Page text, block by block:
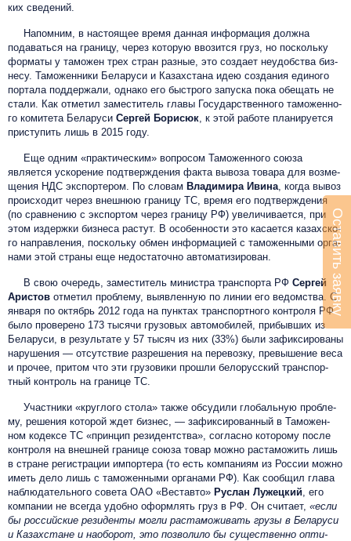
ких све­дений.
Напомним, в настоящее время данная ин­форма­ция должна
подаваться на гра­ницу, че­рез ко­торую вво­зит­ся груз, но поскольку
фор­ма­ты у та­можен трех стран раз­ные, это соз­да­ет не­удобс­тва биз­
не­су. Та­можен­ни­ки Бе­ларуси и Ка­захс­та­на идею создания еди­ного
пор­та­ла поддержали, однако его быст­ро­го за­пус­ка пока обещать не
стали. Как отметил за­мес­ти­те­ль гла­вы Го­су­дарс­твен­но­го та­мо­жен­но­
го ко­ми­те­та Бе­ларуси Сер­гей Бо­ри­сюк , к этой ра­бо­те пла­ни­ру­ет­ся
прис­ту­пить лишь в 2015 го­ду.
Еще одним «прак­ти­чес­ким» воп­росом Таможенного союза
является ус­ко­рение подт­вер­жде­ния фак­та вы­воза то­вара для воз­ме­
щения НДС экс­пор­те­ром. По сло­вам Владимира Иви­на , ког­да вы­воз
про­ис­хо­дит че­рез внеш­нюю гра­ницу ТС, вре­мя его подт­вер­жде­ния
(по срав­не­нию с экс­пор­том че­рез гра­ницу РФ) уве­личи­ва­ет­ся, при
этом из­держ­ки биз­не­са рас­тут. В особенности это ка­са­ет­ся ка­захс­ко­
го нап­равле­ния, поскольку об­мен ин­форма­ци­ей с та­можен­ны­ми ор­га­
нами этой стра­ны еще не­дос­та­точ­но ав­то­мати­зиро­ван.
В свою очередь, за­мес­ти­тель ми­нист­ра транс­пор­та РФ Сер­гей
Арис­тов от­ме­тил проб­ле­му, вы­яв­ленную по ли­нии его ве­домс­тва. С
января по октябрь 2012 го­да на пунк­тах транс­пор­тно­го конт­ро­ля РФ
бы­ло про­вере­но 173 тысячи гру­зовых ав­то­моби­лей, при­быв­ших из
Бе­ларуси, в результате у 57 тысяч из них (33%) бы­ли за­фик­си­рова­ны
на­руше­ния — от­сутс­твие раз­ре­шения на пе­ре­воз­ку, пре­вы­ше­ние ве­са
и про­чее, при­том что эти гру­зо­ви­ки прош­ли бе­ло­русс­кий транс­пор­
тный конт­роль на гра­ни­це ТС.
Участники «круглого стола» также обсудили гло­баль­ную проб­ле­
му, ре­шения ко­торой ждет биз­нес, — за­фик­си­рован­ный в Та­можен­
ном ко­дек­се ТС «прин­цип ре­зидентства», согласно ко­торо­му пос­ле
конт­ро­ля на внеш­ней гра­нице со­юза то­вар мож­но рас­та­можить лишь
в стра­не ре­гист­ра­ции им­порте­ра (то есть ком­па­ни­ям из Рос­сии мож­но
иметь де­ло лишь с та­можен­ны­ми ор­га­нами РФ). Как сообщил гла­ва
наб­лю­датель­но­го со­вета ОАО «Вес­тавто» Рус­ла­н Лу­жец­кий , его
ком­па­нии не всег­да удоб­но оформ­лять груз в РФ. Он считает, «ес­ли
бы рос­сий­ские ре­зиден­ты мог­ли рас­та­можи­вать гру­зы в Бе­ларуси
и Ка­захс­та­не и на­обо­рот, это поз­во­лило бы су­щест­вен­но оп­ти­
Оставить заявку